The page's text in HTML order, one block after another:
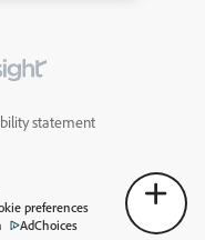
statement
preferences
AdChoices